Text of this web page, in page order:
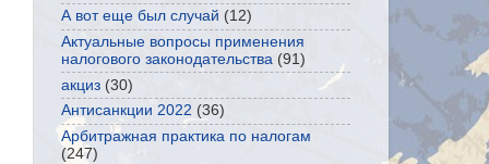
А вот еще был случай (12)
Актуальные вопросы применения
налогового законодательства (91)
акциз (30)
Антисанкции 2022 (36)
Арбитражная практика по налогам
(247)